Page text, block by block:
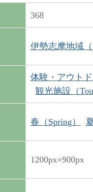
368
伊勢志摩地域（
体験・アウトド
観光施設（
春（Spring）
1200px×900px